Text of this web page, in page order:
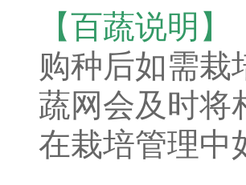
【百蔬说明】
购种后如需栽
蔬网会及时将
在栽培管理中